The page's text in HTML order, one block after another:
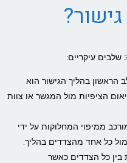
הראשון בהליך הגישור הוא
הציפיות מול המגשר או צוות
ממיפוי המחלוקות על ידי
כל אחד מהצדדים בהליך.
כל הצדדים כאשר